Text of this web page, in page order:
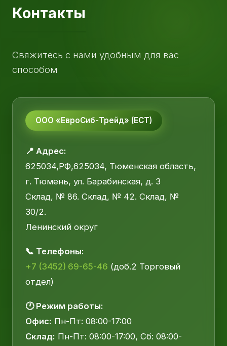
Контакты
Свяжитесь с нами удобным для вас
способом
ООО «ЕвроСиб-Трейд» (ЕСТ)
📍 Адрес:
625034,РФ,625034, Тюменская область,
г. Тюмень, ул. Барабинская, д. 3
Склад, № 86. Склад, № 42. Склад, №
30/2.
Ленинский округ
📞 Телефоны:
+7 (3452) 69-65-46 (доб.2 Торговый
отдел)
🕐 Режим работы:
Офис: Пн-Пт: 08:00-17:00
Склад: Пн-Пт: 08:00-17:00, Сб: 08:00-